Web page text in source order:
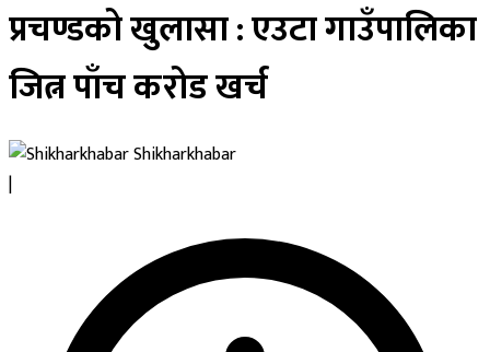
प्रचण्डको खुलासा : एउटा गाउँपालिका
जित्न पाँच करोड खर्च
Shikharkhabar
|